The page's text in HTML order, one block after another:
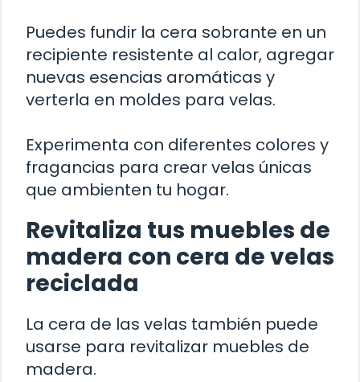
Puedes fundir la cera sobrante en un
recipiente resistente al calor, agregar
nuevas esencias aromáticas y
verterla en moldes para velas.
Experimenta con diferentes colores y
fragancias para crear velas únicas
que ambienten tu hogar.
Revitaliza tus muebles de
madera con cera de velas
reciclada
La cera de las velas también puede
usarse para revitalizar muebles de
madera.